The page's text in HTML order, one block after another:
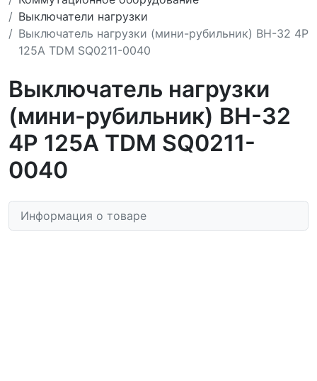
Выключатели нагрузки
Выключатель нагрузки (мини-рубильник) ВН-32 4P
125A TDM SQ0211-0040
Выключатель нагрузки
(мини-рубильник) ВН-32
4P 125A TDM SQ0211-
0040
Информация о товаре